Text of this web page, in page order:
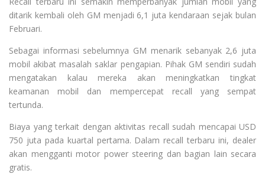
ditarik kembali oleh GM menjadi 6,1 juta kendaraan sejak bulan
Februari.
Sebagai informasi sebelumnya GM menarik sebanyak 2,6 juta
mobil akibat masalah saklar pengapian. Pihak GM sendiri sudah
mengatakan kalau mereka akan meningkatkan tingkat
keamanan mobil dan mempercepat recall yang sempat
tertunda.
Biaya yang terkait dengan aktivitas recall sudah mencapai USD
750 juta pada kuartal pertama. Dalam recall terbaru ini, dealer
akan mengganti motor power steering dan bagian lain secara
gratis.